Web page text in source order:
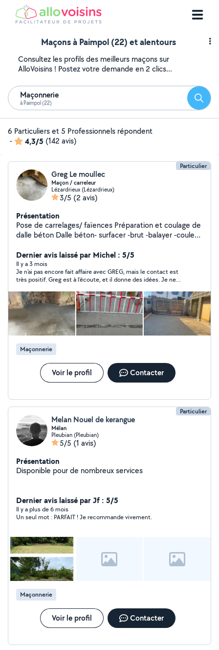
Maçons à Paimpol (22) et alentours
Consultez les profils des meilleurs maçons sur
AlloVoisins ! Postez votre demande en 2 clics...
Maçonnerie
à Paimpol (22)
6 Particuliers et 5 Professionnels répondent
-
4,3/5 (142 avis)
Particulier
Greg Le moullec
Maçon / carreleur
Lézardrieux (Lézardrieux)
3/5 (2 avis)
Présentation
Pose de carrelages/ faïences Préparation et coulage de
dalle béton Dalle béton- surfacer -brut -balayer -couleur
Dernier avis laissé par Michel : 5/5
Il y a 3 mois
Je n'ai pas encore fait affaire avec GREG, mais le contact est
très positif. Greg est à l'écoute, et il donne des idées. Je ne
Maçonnerie
Voir le profil Contacter
Particulier
Melan Nouel de kerangue
Mélan
Pleubian (Pleubian)
5/5 (1 avis)
Présentation
Disponible pour de nombreux services
Dernier avis laissé par Jf : 5/5
Il y a plus de 6 mois
Un seul mot : PARFAIT ! Je recommande vivement.
Maçonnerie
Voir le profil Contacter